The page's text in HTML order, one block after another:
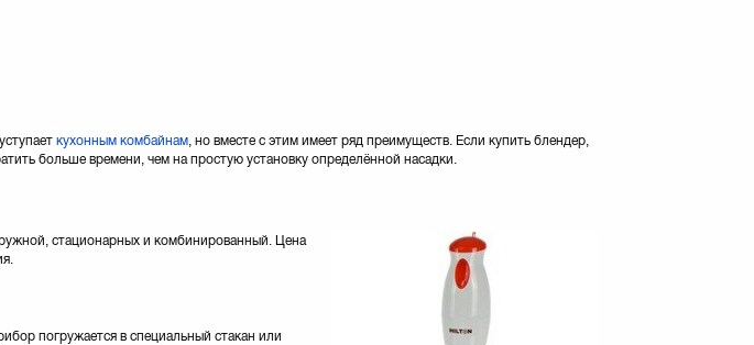
кухонным комбайнам, но вместе с этим имеет ряд преимуществ. Если купить блендер,
больше времени, чем на простую установку определённой насадки.
стационарных и комбинированный. Цена
погружается в специальный стакан или